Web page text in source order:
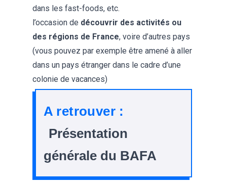
dans les fast-foods, etc.
l’occasion de découvrir des activités ou
des régions de France, voire d’autres pays
(vous pouvez par exemple être amené à aller
dans un pays étranger dans le cadre d’une
colonie de vacances)
A retrouver :
Présentation
générale du BAFA